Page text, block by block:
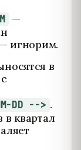
—
— игнорим.
в
с
DD --> .
квартал